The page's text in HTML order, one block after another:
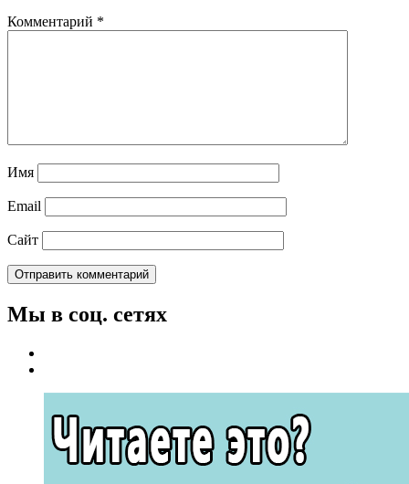
Комментарий *
Имя
Email
Сайт
Мы в соц. сетях